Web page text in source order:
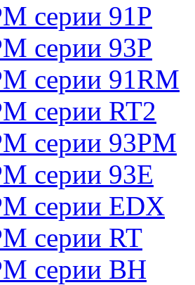
серии 91P
серии 93P
серии 91RM
серии RT2
серии 93PM
серии 93E
серии EDX
серии RT
серии BH